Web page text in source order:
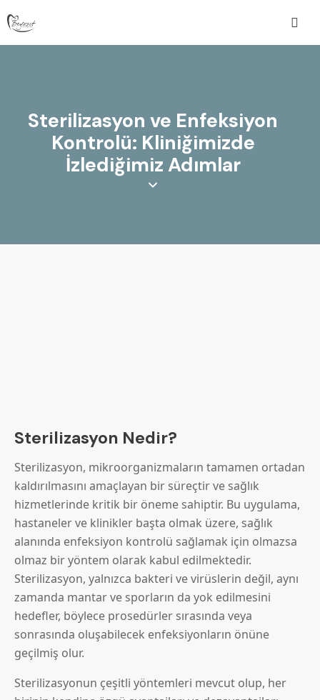
Sterilizasyon ve Enfeksiyon
Kontrolü: Kliniğimizde
İzlediğimiz Adımlar
Sterilizasyon Nedir?
Sterilizasyon, mikroorganizmaların tamamen ortadan
kaldırılmasını amaçlayan bir süreçtir ve sağlık
hizmetlerinde kritik bir öneme sahiptir. Bu uygulama,
hastaneler ve klinikler başta olmak üzere, sağlık
alanında enfeksiyon kontrolü sağlamak için olmazsa
olmaz bir yöntem olarak kabul edilmektedir.
Sterilizasyon, yalnızca bakteri ve virüslerin değil, aynı
zamanda mantar ve sporların da yok edilmesini
hedefler, böylece prosedürler sırasında veya
sonrasında oluşabilecek enfeksiyonların önüne
geçilmiş olur.
Sterilizasyonun çeşitli yöntemleri mevcut olup, her